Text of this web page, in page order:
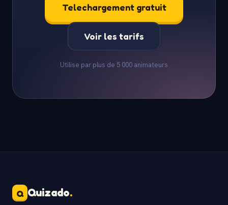
Telechargement gratuit
Voir les tarifs
Utilise par plus de 5 000 animateurs
Q Quizado.